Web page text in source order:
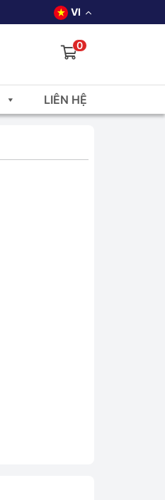
VI
0
LIÊN HỆ